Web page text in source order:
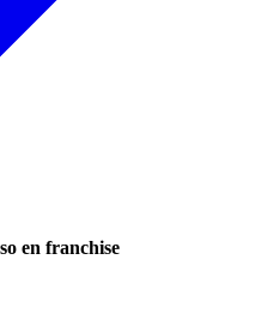
en franchise